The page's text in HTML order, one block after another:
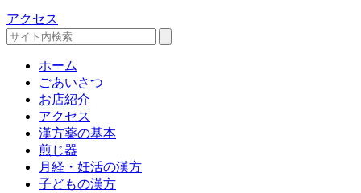
アクセス
ホーム
ごあいさつ
お店紹介
アクセス
漢方薬の基本
煎じ器
月経・妊活の漢方
子どもの漢方